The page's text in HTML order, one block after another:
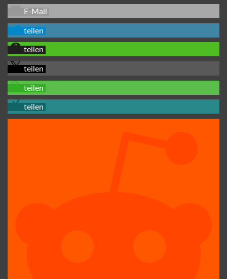
E-Mail
teilen
teilen
teilen
teilen
teilen